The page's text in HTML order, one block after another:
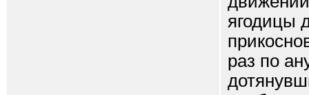
ягодицы
раз по